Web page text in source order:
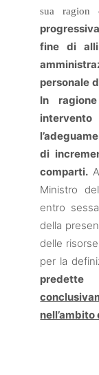
sua ragion
fine di
personale
In
di
comparti.
Ministro
entro
della
delle
per la